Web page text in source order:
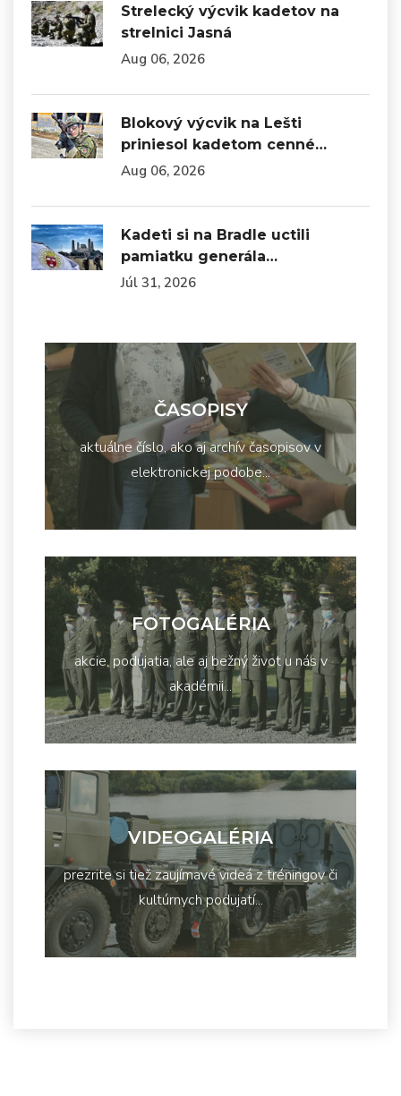
Strelecký výcvik kadetov na
strelnici Jasná
Aug 06, 2026
Blokový výcvik na Lešti
priniesol kadetom cenné…
Aug 06, 2026
Kadeti si na Bradle uctili
pamiatku generála…
Júl 31, 2026
ČASOPISY
aktuálne číslo, ako aj archív časopisov v
elektronickej podobe...
FOTOGALÉRIA
akcie, podujatia, ale aj bežný život u nás v
akadémii...
VIDEOGALÉRIA
prezrite si tiež zaujímavé videá z tréningov či
kultúrnych podujatí...